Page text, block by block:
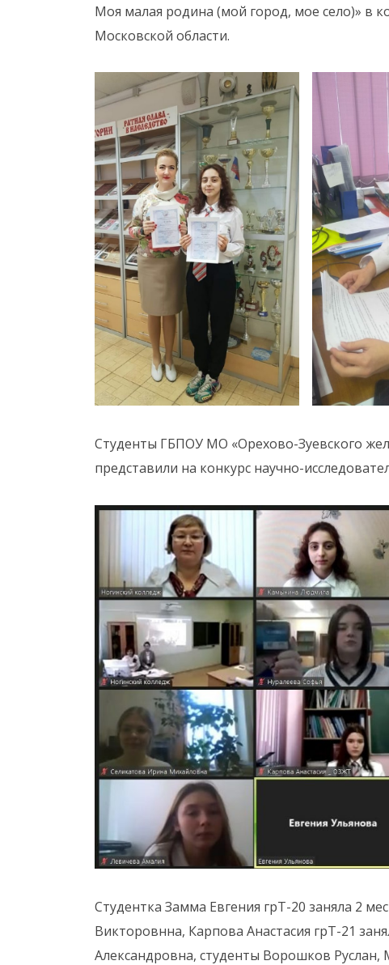
Моя малая родина (мой город, мое село)» в
Московской области.
Студенты ГБПОУ МО «Орехово-Зуевского
представили на конкурс научно-
Студентка Замма Евгения грТ-20 заняла 2
Викторовнна, Карпова Анастасия грТ-21
Александровна, студенты Ворошков